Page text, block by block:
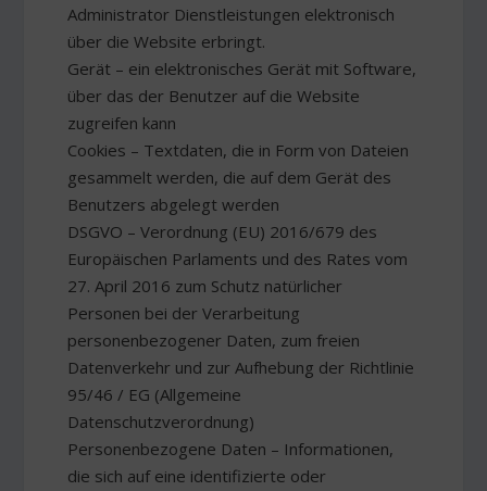
Administrator Dienstleistungen elektronisch
über die Website erbringt.
Gerät – ein elektronisches Gerät mit Software,
über das der Benutzer auf die Website
zugreifen kann
Cookies – Textdaten, die in Form von Dateien
gesammelt werden, die auf dem Gerät des
Benutzers abgelegt werden
DSGVO – Verordnung (EU) 2016/679 des
Europäischen Parlaments und des Rates vom
27. April 2016 zum Schutz natürlicher
Personen bei der Verarbeitung
personenbezogener Daten, zum freien
Datenverkehr und zur Aufhebung der Richtlinie
95/46 / EG (Allgemeine
Datenschutzverordnung)
Personenbezogene Daten – Informationen,
die sich auf eine identifizierte oder